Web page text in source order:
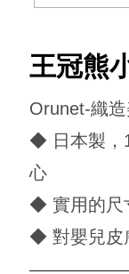
王冠熊
Orunet-織
◆ 日本製，
心
◆ 實用的尺
◆ 對嬰兒皮